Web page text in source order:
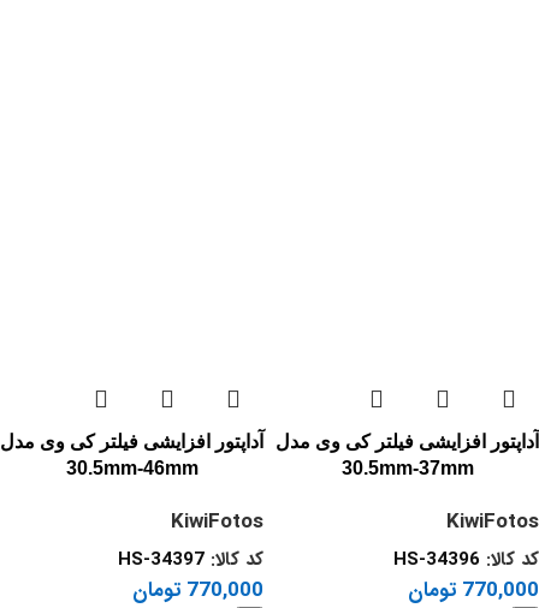
آداپتور افزایشی فیلتر کی وی مدل
30.5mm-37mm
KiwiFotos
کد کالا: HS-34396
770,000 تومان
آداپتور افزایشی فیلتر کی وی مدل
30.5mm-46mm
KiwiFotos
کد کالا: HS-34397
770,000 تومان